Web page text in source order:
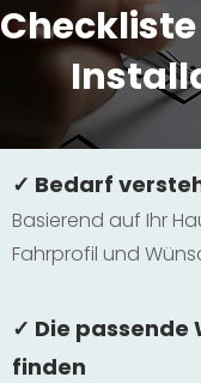
✓ Bedarf
Basierend auf Ihr
Fahrprofil und
✓ Die passende
finden